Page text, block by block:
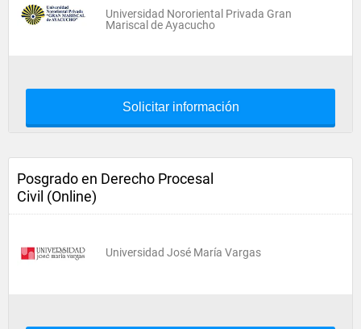
Universidad Nororiental Privada Gran
Mariscal de Ayacucho
Solicitar información
Posgrado en Derecho Procesal
Civil (Online)
Universidad José María Vargas